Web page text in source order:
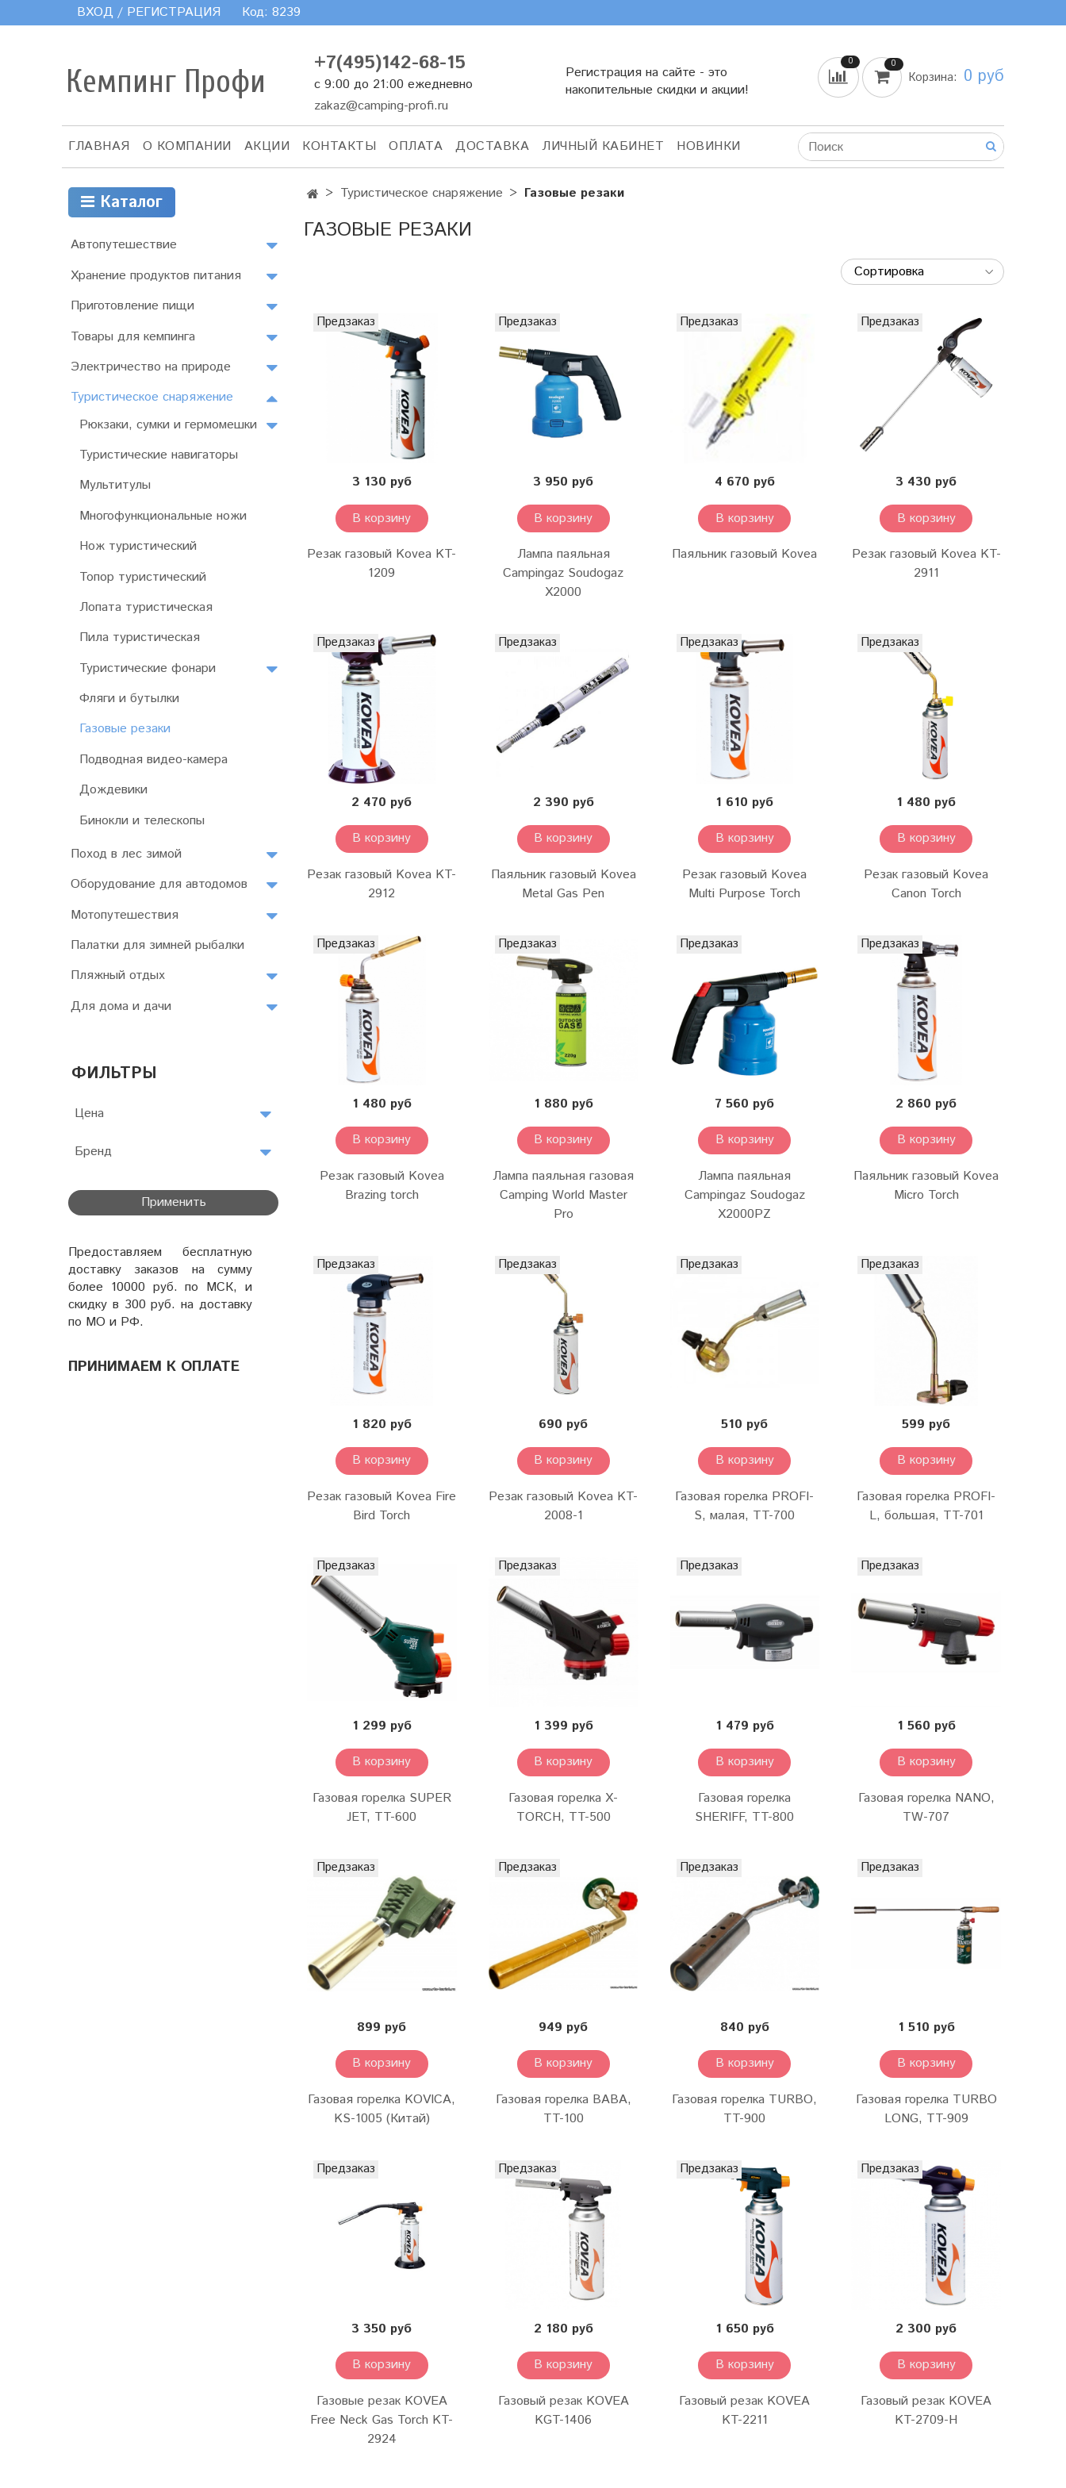
ВХОД / РЕГИСТРАЦИЯ Код:8239
Кемпинг Профи
+7(495)142-68-15
с 9:00 до 21:00 ежедневно
zakaz@camping-profi.ru
Регистрация на сайте - это
накопительные скидки и акции!
0 0
Корзина: 0 руб
ГЛАВНАЯ О КОМПАНИИ АКЦИИ КОНТАКТЫ ОПЛАТА ДОСТАВКА ЛИЧНЫЙ КАБИНЕТ НОВИНКИ
Туристическое снаряжение Газовые резаки
ГАЗОВЫЕ РЕЗАКИ
Предзаказ
3 130 руб
В корзину
Резак газовый Kovea KT-
1209
Предзаказ
3 950 руб
В корзину
Лампа паяльная
Campingaz Soudogaz
X2000
Предзаказ
4 670 руб
В корзину
Паяльник газовый Kovea
Предзаказ
3 430 руб
В корзину
Резак газовый Kovea KT-
2911
Предзаказ
2 470 руб
В корзину
Резак газовый Kovea KT-
2912
Предзаказ
2 390 руб
В корзину
Паяльник газовый Kovea
Metal Gas Pen
Предзаказ
1 610 руб
В корзину
Резак газовый Kovea
Multi Purpose Torch
Предзаказ
1 480 руб
В корзину
Резак газовый Kovea
Canon Torch
Предзаказ
1 480 руб
В корзину
Резак газовый Kovea
Brazing torch
Предзаказ
1 880 руб
В корзину
Лампа паяльная газовая
Camping World Master
Pro
Предзаказ
7 560 руб
В корзину
Лампа паяльная
Campingaz Soudogaz
X2000PZ
Предзаказ
2 860 руб
В корзину
Паяльник газовый Kovea
Micro Torch
Предзаказ
1 820 руб
В корзину
Резак газовый Kovea Fire
Bird Torch
Предзаказ
690 руб
В корзину
Резак газовый Kovea KT-
2008-1
Предзаказ
510 руб
В корзину
Газовая горелка PROFI-
S, малая, TT-700
Предзаказ
599 руб
В корзину
Газовая горелка PROFI-
L, большая, TT-701
Предзаказ
1 299 руб
В корзину
Газовая горелка SUPER
JET, TT-600
Предзаказ
1 399 руб
В корзину
Газовая горелка X-
TORCH, TT-500
Предзаказ
1 479 руб
В корзину
Газовая горелка
SHERIFF, TT-800
Предзаказ
1 560 руб
В корзину
Газовая горелка NANO,
TW-707
Предзаказ
899 руб
В корзину
Газовая горелка KOVICA,
KS-1005 (Китай)
Предзаказ
949 руб
В корзину
Газовая горелка BABA,
TT-100
Предзаказ
840 руб
В корзину
Газовая горелка TURBO,
TT-900
Предзаказ
1 510 руб
В корзину
Газовая горелка TURBO
LONG, TT-909
Предзаказ
3 350 руб
В корзину
Газовые резак KOVEA
Free Neck Gas Torch KT-
2924
Предзаказ
2 180 руб
В корзину
Газовый резак KOVEA
KGT-1406
Предзаказ
1 650 руб
В корзину
Газовый резак KOVEA
KT-2211
Предзаказ
2 300 руб
В корзину
Газовый резак KOVEA
KT-2709-H
Каталог
Автопутешествие
Хранение продуктов питания
Приготовление пищи
Товары для кемпинга
Электричество на природе
Туристическое снаряжение
Рюкзаки, сумки и гермомешки
Туристические навигаторы
Мультитулы
Многофункциональные ножи
Нож туристический
Топор туристический
Лопата туристическая
Пила туристическая
Туристические фонари
Фляги и бутылки
Газовые резаки
Подводная видео-камера
Дождевики
Бинокли и телескопы
Поход в лес зимой
Оборудование для автодомов
Мотопутешествия
Палатки для зимней рыбалки
Пляжный отдых
Для дома и дачи
ФИЛЬТРЫ
Цена
Бренд
Применить
Предоставляем бесплатную
доставку заказов на сумму
более 10000 руб. по МСК, и
скидку в 300 руб. на доставку
по МО и РФ.
ПРИНИМАЕМ К ОПЛАТЕ